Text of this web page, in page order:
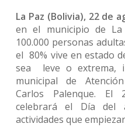
La Paz (Bolivia), 22 de
en el municipio de
100.000 personas
el 80% vive en estado
sea leve o extrema,
municipal de
Carlos Palenque.
celebrará el Día del
actividades que